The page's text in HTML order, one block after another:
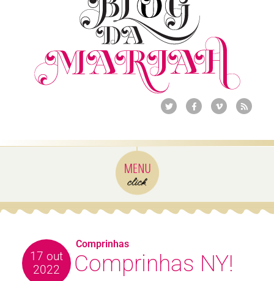
17 out
2022
Comprinhas NY!
Comprinhas